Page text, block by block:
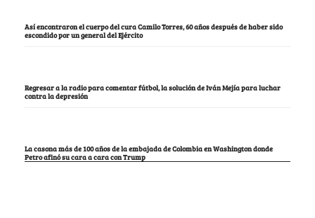
Así encontraron el cuerpo del cura Camilo Torres, 60 años después de haber sido
escondido por un general del Ejército
Regresar a la radio para comentar fútbol, la solución de Iván Mejía para luchar
contra la depresión
La casona más de 100 años de la embajada de Colombia en Washington donde
Petro afinó su cara a cara con Trump